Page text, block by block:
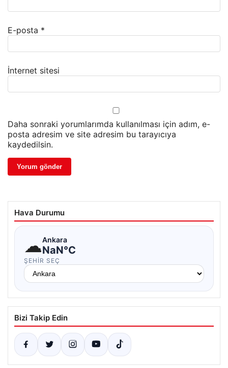
E-posta *
İnternet sitesi
Daha sonraki yorumlarımda kullanılması için adım, e-
posta adresim ve site adresim bu tarayıcıya
kaydedilsin.
Hava Durumu
☁Ankara
NaN°C
ŞEHIR SEÇ
Bizi Takip Edin